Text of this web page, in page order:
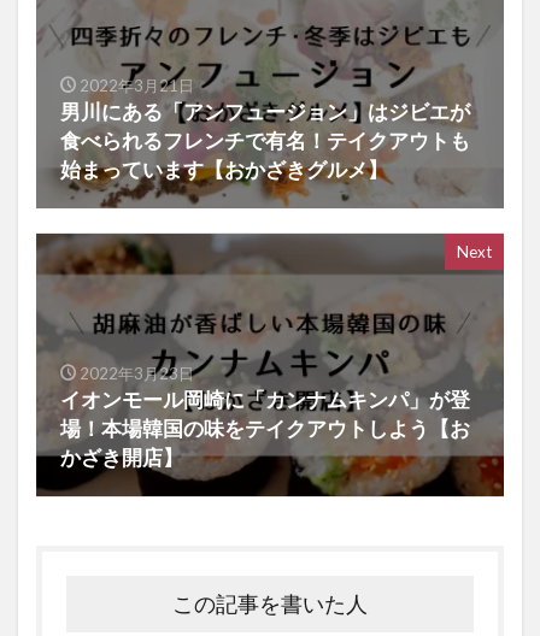
2022年3月21日
男川にある「アンフュージョン」はジビエが
食べられるフレンチで有名！テイクアウトも
始まっています【おかざきグルメ】
Next
2022年3月23日
イオンモール岡崎に「カンナムキンパ」が登
場！本場韓国の味をテイクアウトしよう【お
かざき開店】
この記事を書いた人